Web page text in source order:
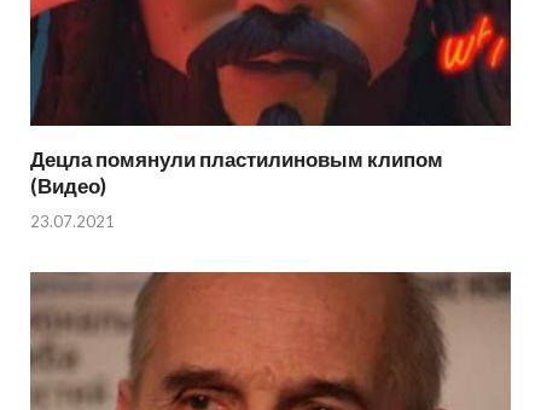
Децла помянули пластилиновым клипом
(Видео)
23.07.2021